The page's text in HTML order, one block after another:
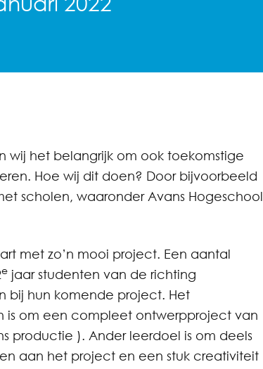
wij het belangrijk om ook toekomstige
Hoe wij dit doen? Door bijvoorbeeld
scholen, waaronder Avans Hogeschool
met zo’n mooi project. Een aantal
e jaar studenten van de richting
bij hun komende project. Het
is om een compleet ontwerpproject van
productie ). Ander leerdoel is om deels
aan het project en een stuk creativiteit